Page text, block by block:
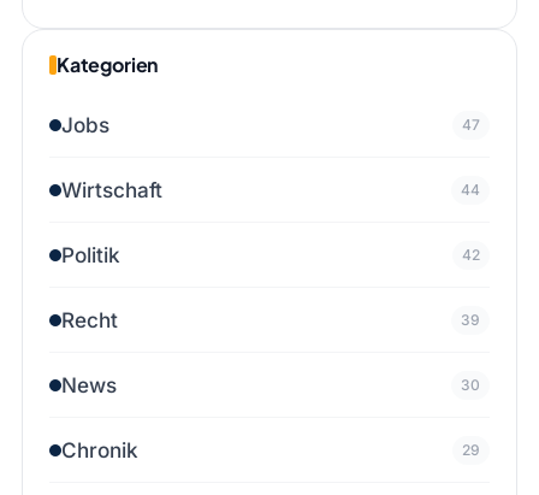
Kategorien
Jobs 47
Wirtschaft 44
Politik 42
Recht 39
News 30
Chronik 29